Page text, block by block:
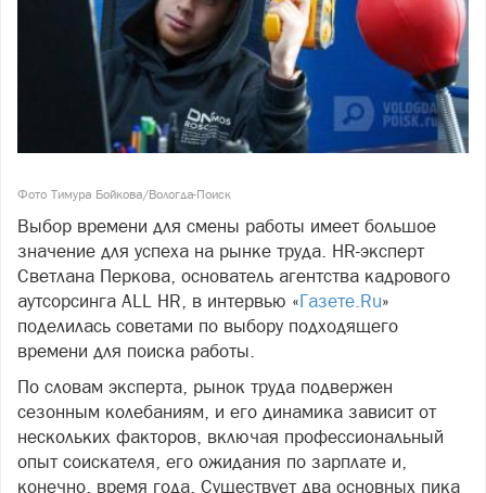
Фото Тимура Бойкова/Вологда-Поиск
Выбор времени для смены работы имеет большое
значение для успеха на рынке труда. HR-эксперт
Светлана Перкова, основатель агентства кадрового
аутсорсинга ALL HR, в интервью «Газете.Ru»
поделилась советами по выбору подходящего
времени для поиска работы.
По словам эксперта, рынок труда подвержен
сезонным колебаниям, и его динамика зависит от
нескольких факторов, включая профессиональный
опыт соискателя, его ожидания по зарплате и,
конечно, время года. Существует два основных пика